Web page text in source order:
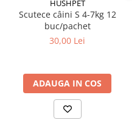
HUSHPET
Scutece câini S 4-7kg 12
buc/pachet
30,00 Lei
ADAUGA IN COS